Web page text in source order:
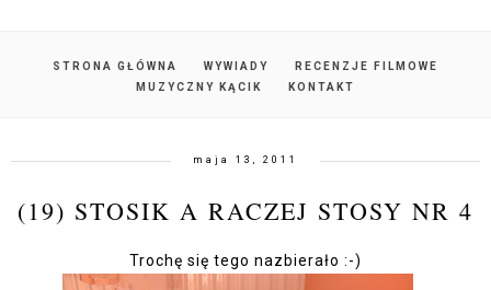
STRONA GŁÓWNA WYWIADY
RECENZJE FILMOWE
MUZYCZNY KĄCIK
KONTAKT
maja 13, 2011
(19) STOSIK A RACZEJ STOSY NR 4
Trochę się tego nazbierało :-)